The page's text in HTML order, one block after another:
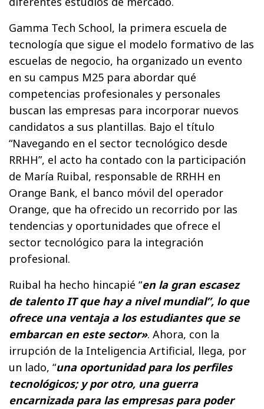
Gamma Tech School, la primera escuela de
tecnología que sigue el modelo formativo de las
escuelas de negocio, ha organizado un evento
en su campus M25 para abordar qué
competencias profesionales y personales
buscan las empresas para incorporar nuevos
candidatos a sus plantillas. Bajo el título
“Navegando en el sector tecnológico desde
RRHH”, el acto ha contado con la participación
de María Ruibal, responsable de RRHH en
Orange Bank, el banco móvil del operador
Orange, que ha ofrecido un recorrido por las
tendencias y oportunidades que ofrece el
sector tecnológico para la integración
profesional.
Ruibal ha hecho hincapié “en la gran escasez
de talento IT que hay a nivel mundial”, lo que
ofrece una ventaja a los estudiantes que se
embarcan en este sector». Ahora, con la
irrupción de la Inteligencia Artificial, llega, por
un lado, “una oportunidad para los perfiles
tecnológicos; y por otro, una guerra
encarnizada para las empresas para poder